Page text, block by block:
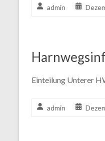
admin
Einteilung Unterer
admin